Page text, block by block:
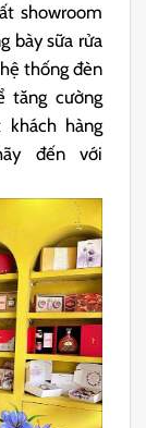
showroom
bày sữa rửa
thống đèn
tăng cường
hàng
đến với